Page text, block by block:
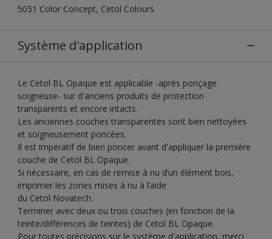
5051 Color Concept, Cetol Colours
Système d'application
Le Cetol BL Opaque est applicable -après ponçage
soigneuse- sur d'anciens produits de protection
transparents et encore intacts.
Les anciennes couches transparentes sont bien nettoyées
et soigneusement poncées.
Il est impératif de bien poncer avant d'appliquer la première
couche de Cetol BL Opaque.
Si nécessaire, en cas de remise à nu d’un élément bois,
imprimer les zones mises à nu à l’aide
du Cetol Novatech.
Terminer avec deux ou trois couches (en fonction de la
teinte/différences de teintes) de Cetol BL Opaque.
Pour toutes précisions sur le système d'application, merci